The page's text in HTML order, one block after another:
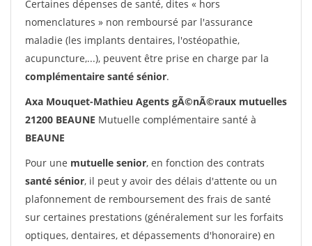
Certaines dépenses de santé, dites « hors
nomenclatures » non remboursé par l'assurance
maladie (les implants dentaires, l'ostéopathie,
acupuncture,...), peuvent être prise en charge par la
complémentaire santé sénior.
Axa Mouquet-Mathieu Agents gÃ©nÃ©raux mutuelles
21200 BEAUNE Mutuelle complémentaire santé à
BEAUNE
Pour une mutuelle senior, en fonction des contrats
santé sénior, il peut y avoir des délais d'attente ou un
plafonnement de remboursement des frais de santé
sur certaines prestations (généralement sur les forfaits
optiques, dentaires, et dépassements d'honoraire) en